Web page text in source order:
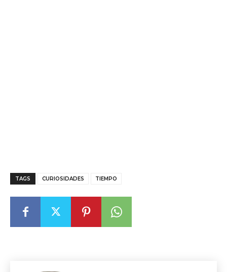
TAGS CURIOSIDADES TIEMPO